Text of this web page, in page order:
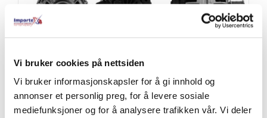
Vi bruker cookies på nettsiden
Vi bruker informasjonskapsler for å gi innhold og
annonser et personlig preg, for å levere sosiale
mediefunksjoner og for å analysere trafikken vår. Vi deler